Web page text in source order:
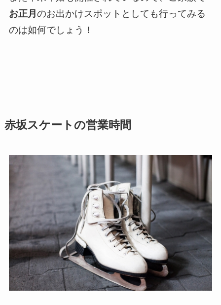
お正月 のお出かけスポットとしても行ってみる
のは如何でしょう！
赤坂スケートの営業時間